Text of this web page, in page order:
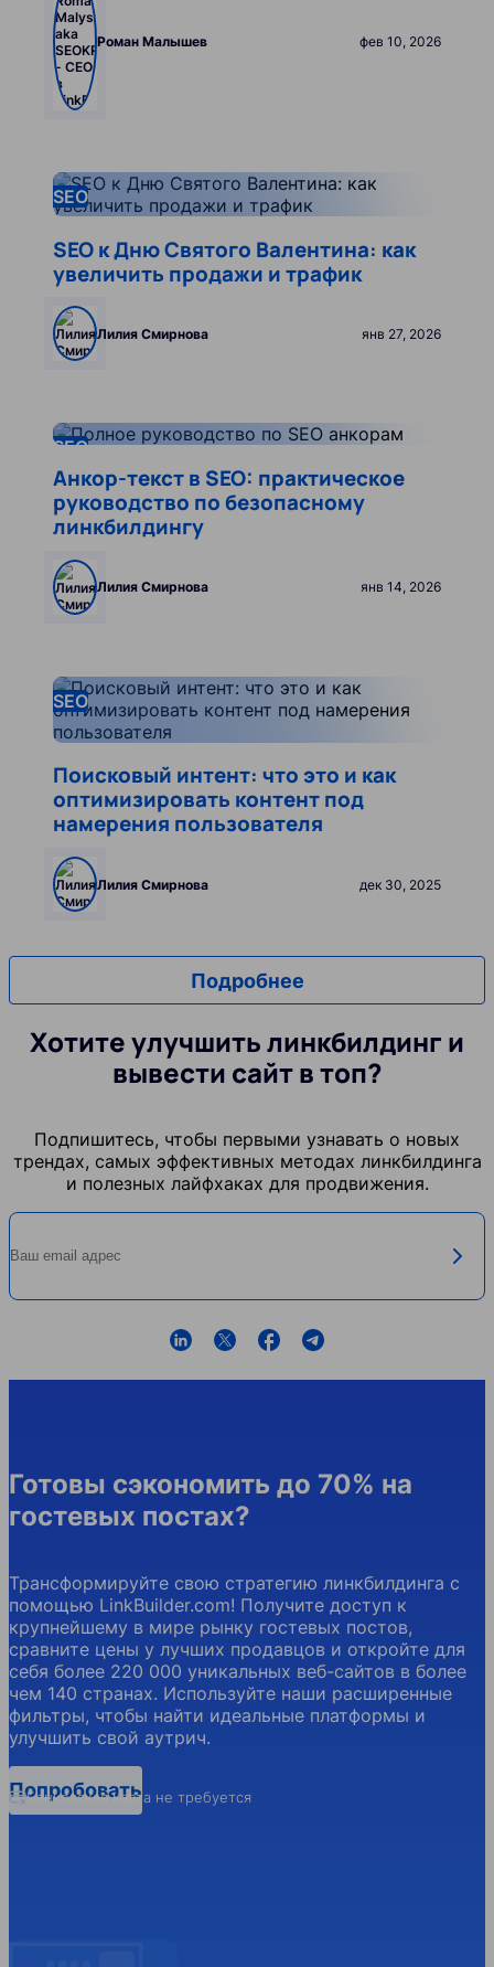
Роман Малышев фев 10, 2026
Leer más
SEO
SEO к Дню Святого Валентина: как
увеличить продажи и трафик
Лилия Смирнова янв 27, 2026
Leer más
SEO
Анкор-текст в SEO: практическое
руководство по безопасному
линкбилдингу
Лилия Смирнова янв 14, 2026
Leer más
SEO
Поисковый интент: что это и как
оптимизировать контент под
намерения пользователя
Лилия Смирнова дек 30, 2025
Подробнее
Хотите улучшить линкбилдинг и
вывести сайт в топ?
Подпишитесь, чтобы первыми узнавать о новых
трендах, самых эффективных методах линкбилдинга
и полезных лайфхаках для продвижения.
Готовы сэкономить до 70% на
гостевых постах?
Трансформируйте свою стратегию линкбилдинга с
помощью LinkBuilder.com! Получите доступ к
крупнейшему в мире рынку гостевых постов,
сравните цены у лучших продавцов и откройте для
себя более 220 000 уникальных веб-сайтов в более
чем 140 странах. Используйте наши расширенные
фильтры, чтобы найти идеальные платформы и
улучшить свой аутрич.
Попробовать
Банковская карта не требуется